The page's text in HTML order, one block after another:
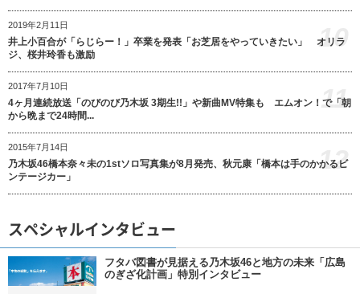
2019年2月11日
井上小百合が「らじらー！」卒業を発表「お芝居をやっていきたい」 オリラ
ジ、桜井玲香も激励
10
2017年7月10日
4ヶ月連続放送「のびのび乃木坂 3期生!!」や新曲MV特集も エムオン！で「朝
から晩まで24時間...
11
2015年7月14日
乃木坂46橋本奈々未の1stソロ写真集が8月発売、秋元康「橋本は手のかかるビ
ンテージカー」
12
スペシャルインタビュー
フタバ図書が見据える乃木坂46と地方の未来「広島
のぎざ化計画」特別インタビュー